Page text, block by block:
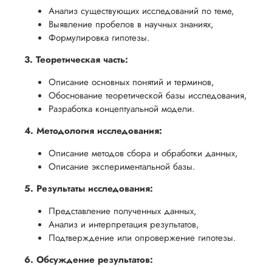
Анализ существующих исследований по теме,
Выявление пробелов в научных знаниях,
Формулировка гипотезы.
3. Теоретическая часть:
Описание основных понятий и терминов,
Обоснование теоретической базы исследования,
Разработка концептуальной модели.
4. Методология исследования:
Описание методов сбора и обработки данных,
Описание экспериментальной базы.
5. Результаты исследования:
Представление полученных данных,
Анализ и интерпретация результатов,
Подтверждение или опровержение гипотезы.
6. Обсуждение результатов: